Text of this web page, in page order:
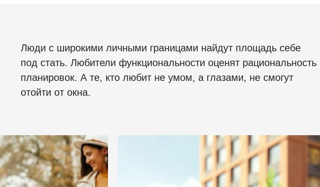
Люди с широкими личными границами найдут площадь себе
под стать. Любители функциональности оценят рациональность
планировок. А те, кто любит не умом, а глазами, не смогут
отойти от окна.